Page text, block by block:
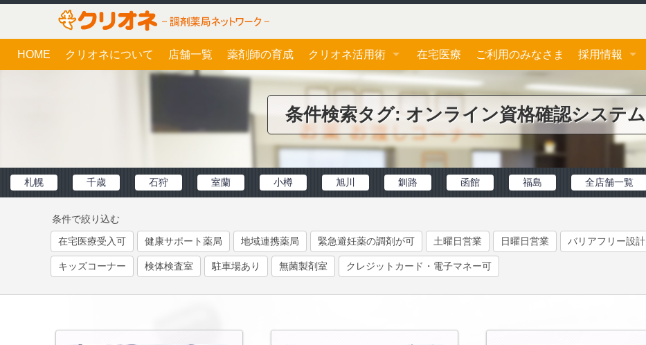
HOME クリオネについて 店舗一覧 薬剤師の育成 クリオネ活用術
ジェネリック医薬品
おくすり手帳
お薬一包化
在宅医療 ご利用のみなさま 採用情報
応募フォーム
条件検索タグ: オンライン資格確認システム
札幌 千歳 石狩 室蘭 小樽 旭川 釧路 函館 福島 全店舗一覧
条件で絞り込む
在宅医療受入可 健康サポート薬局 地域連携薬局 緊急避妊薬の調剤が可 土曜日営業 日曜日営業 バリアフリー設計
キッズコーナー 検体検査室 駐車場あり 無菌製剤室 クレジットカード・電子マネー可